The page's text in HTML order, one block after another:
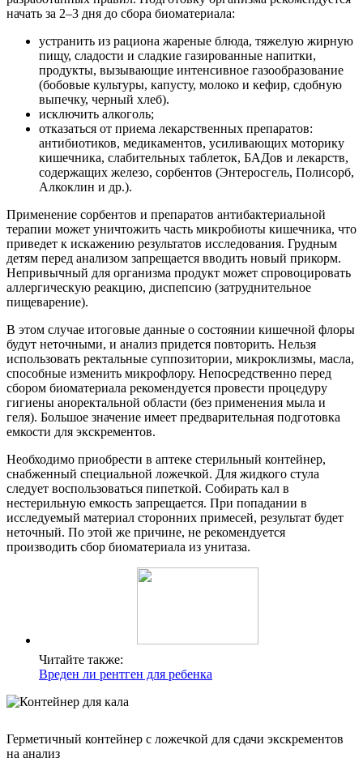
начать за 2–3 дня до сбора биоматериала:
устранить из рациона жареные блюда, тяжелую жирную
пищу, сладости и сладкие газированные напитки,
продукты, вызывающие интенсивное газообразование
(бобовые культуры, капусту, молоко и кефир, сдобную
выпечку, черный хлеб).
исключить алкоголь;
отказаться от приема лекарственных препаратов:
антибиотиков, медикаментов, усиливающих моторику
кишечника, слабительных таблеток, БАДов и лекарств,
содержащих железо, сорбентов (Энтеросгель, Полисорб,
Алкоклин и др.).
Применение сорбентов и препаратов антибактериальной
терапии может уничтожить часть микробиоты кишечника, что
приведет к искажению результатов исследования. Грудным
детям перед анализом запрещается вводить новый прикорм.
Непривычный для организма продукт может спровоцировать
аллергическую реакцию, диспепсию (затруднительное
пищеварение).
В этом случае итоговые данные о состоянии кишечной флоры
будут неточными, и анализ придется повторить. Нельзя
использовать ректальные суппозитории, микроклизмы, масла,
способные изменить микрофлору. Непосредственно перед
сбором биоматериала рекомендуется провести процедуру
гигиены аноректальной области (без применения мыла и
геля). Большое значение имеет предварительная подготовка
емкости для экскрементов.
Необходимо приобрести в аптеке стерильный контейнер,
снабженный специальной ложечкой. Для жидкого стула
следует воспользоваться пипеткой. Собирать кал в
нестерильную емкость запрещается. При попадании в
исследуемый материал сторонних примесей, результат будет
неточный. По этой же причине, не рекомендуется
производить сбор биоматериала из унитаза.
Читайте также:
Вреден ли рентген для ребенка
Герметичный контейнер с ложечкой для сдачи экскрементов
на анализ